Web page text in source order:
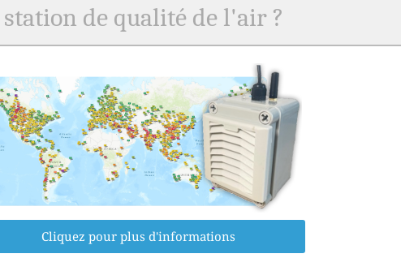
de qualité de l'air ?
Cliquez pour plus d'informations